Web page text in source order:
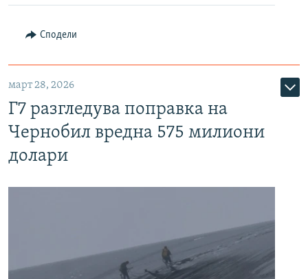
Сподели
март 28, 2026
Г7 разгледува поправка на
Чернобил вредна 575 милиони
долари